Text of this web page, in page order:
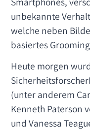
unbekannte
welche neben
basiertes
Heute morgen
(unter anderem
Kenneth Paterson
und Vanessa